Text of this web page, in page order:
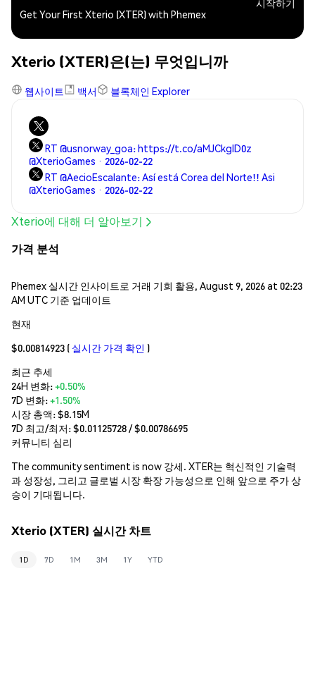
Get Your First Xterio (XTER) with Phemex
시작하기
Xterio (XTER)은(는) 무엇입니까
웹사이트 백서 블록체인 Explorer
RT @usnorway_goa: https://t.co/aMJCkgID0z
@XterioGames · 2026-02-22
RT @AecioEscalante: Así está Corea del Norte!! Asi
@XterioGames · 2026-02-22
Xterio에 대해 더 알아보기
가격 분석
Phemex 실시간 인사이트로 거래 기회 활용, August 9, 2026 at 02:23
AM UTC 기준 업데이트
현재
$0.00814923 ( 실시간 가격 확인 )
최근 추세
24H 변화:+0.50%
7D 변화:+1.50%
시장 총액:$8.15M
7D 최고/최저: $0.01125728/ $0.00786695
커뮤니티 심리
The community sentiment is now 강세. XTER는 혁신적인 기술력
과 성장성, 그리고 글로벌 시장 확장 가능성으로 인해 앞으로 주가 상
승이 기대됩니다.
Xterio (XTER) 실시간 차트
1D 7D 1M 3M 1Y YTD